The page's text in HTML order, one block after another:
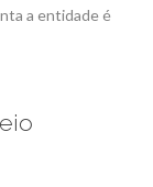
a entidade é